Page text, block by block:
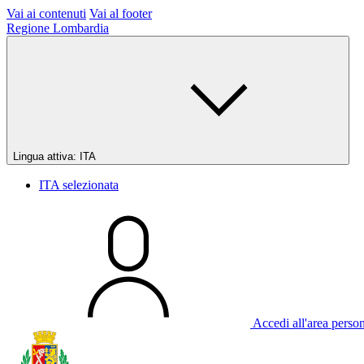
Vai ai contenuti Vai al footer
Regione Lombardia
Lingua attiva: ITA
ITA selezionata
Accedi all'area